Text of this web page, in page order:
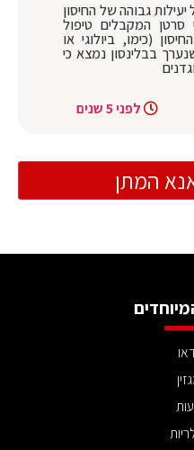
גבוהה של החיסון
סרטן המקבלים טיפול
(כימו, ביולוגי או
בבלינסון נמצא כי
לפני 5 שנים
המתן